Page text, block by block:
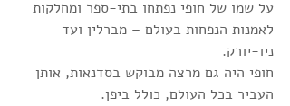
על שמו של חופי נפתחו בתי-ספר ומחלקות
לאמנות הנפחות בעולם – מברלין ועד
ניו-יורק.
חופי היה גם מרצה מבוקש בסדנאות, אותן
העביר בכל העולם, כולל ביפן.